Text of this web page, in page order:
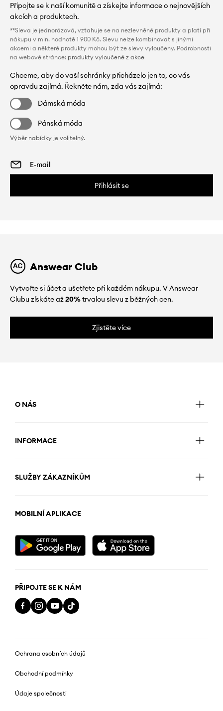
Připojte se k naší komunitě a získejte informace o nejnovějších
akcích a produktech.
**Sleva je jednorázová, vztahuje se na nezlevněné produkty a platí při
nákupu v min. hodnotě 1 900 Kč. Slevu nelze kombinovat s jinými
akcemi a některé produkty mohou být ze slevy vyloučeny. Podrobnosti
na webové stránce: produkty vyloučené z akce
Chceme, aby do vaší schránky přicházelo jen to, co vás
opravdu zajímá. Řekněte nám, zda vás zajímá:
Dámská móda
Pánská móda
Výběr nabídky je volitelný.
Přihlásit se
Answear Club
Vytvořte si účet a ušetřete při každém nákupu. V Answear
Clubu získáte až20%trvalou slevu z běžných cen.
Zjistěte více
O NÁS
INFORMACE
SLUŽBY ZÁKAZNÍKŮM
MOBILNÍ APLIKACE
PŘIPOJTE SE K NÁM
Ochrana osobních údajů
Obchodní podmínky
Údaje společnosti